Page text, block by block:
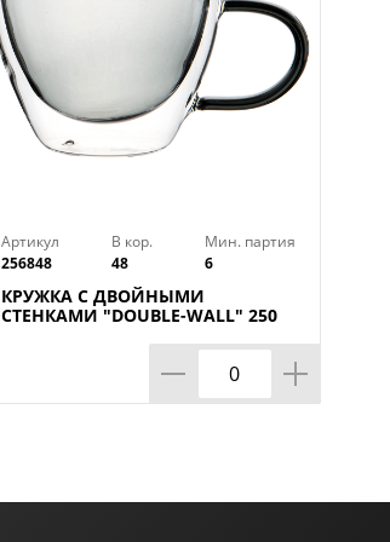
Артикул
256848
В кор.
48
Мин. партия
6
КРУЖКА С ДВОЙНЫМИ
СТЕНКАМИ "DOUBLE-WALL" 250